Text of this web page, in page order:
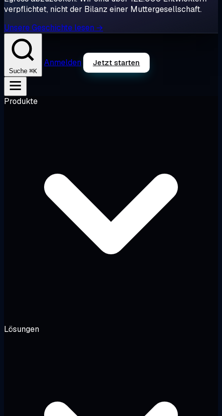
verpflichtet, nicht der Bilanz einer Muttergesellschaft.
Unsere Geschichte lesen →
Suche ⌘K
Anmelden Jetzt starten
Produkte
Lösungen